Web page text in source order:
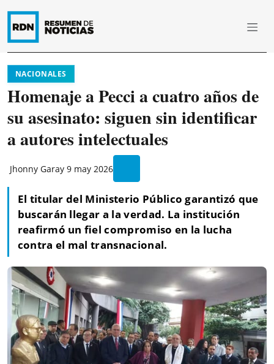
NACIONALES
Homenaje a Pecci a cuatro años de
su asesinato: siguen sin identificar
a autores intelectuales
Jhonny Garay 9 may 2026
El titular del Ministerio Público garantizó que
buscarán llegar a la verdad. La institución
reafirmó un fiel compromiso en la lucha
contra el mal transnacional.